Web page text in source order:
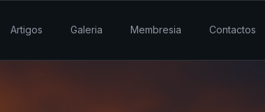
Artigos Galeria Membresia Contactos